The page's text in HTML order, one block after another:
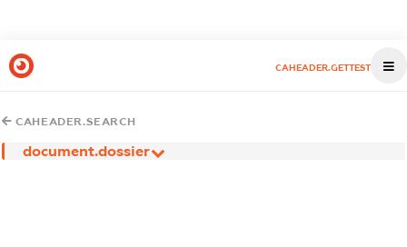
CAHEADER.GETTEST
CAHEADER.SEARCH
document.dossier